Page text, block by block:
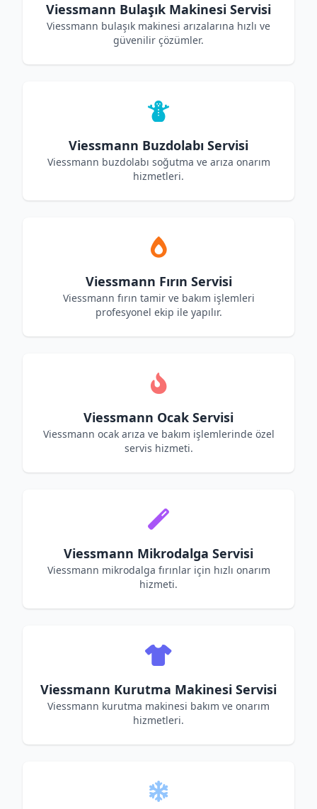
Viessmann Bulaşık Makinesi Servisi
Viessmann bulaşık makinesi arızalarına hızlı ve
güvenilir çözümler.
Viessmann Buzdolabı Servisi
Viessmann buzdolabı soğutma ve arıza onarım
hizmetleri.
Viessmann Fırın Servisi
Viessmann fırın tamir ve bakım işlemleri
profesyonel ekip ile yapılır.
Viessmann Ocak Servisi
Viessmann ocak arıza ve bakım işlemlerinde özel
servis hizmeti.
Viessmann Mikrodalga Servisi
Viessmann mikrodalga fırınlar için hızlı onarım
hizmeti.
Viessmann Kurutma Makinesi Servisi
Viessmann kurutma makinesi bakım ve onarım
hizmetleri.